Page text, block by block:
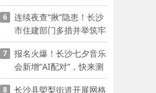
养指南
6
连续夜查“揪”隐患！长沙
市住建部门多措并举筑牢
夏季建筑施工安全防线
7
报名火爆！长沙七夕音乐
会新增“AI配对”，快来测
测你的七夕缘分
8
长沙县㮾梨街道开展网格